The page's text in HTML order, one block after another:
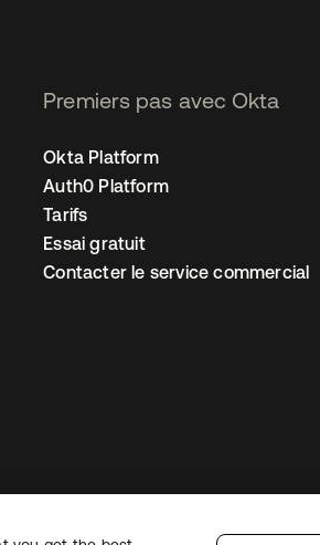
Premiers pas avec Okta
Okta Platform
Auth0 Platform
Tarifs
Essai gratuit
Contacter le service commercial